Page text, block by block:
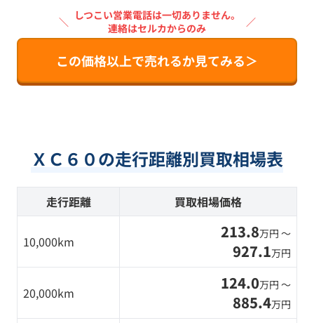
＼ しつこい営業電話は一切ありません。
連絡はセルカからのみ
／
この価格以上で売れるか見てみる＞
ＸＣ６０の走行距離別買取相場表
走行距離 買取相場価格
10,000km 213.8万円 〜
927.1万円
20,000km 124.0万円 〜
885.4万円